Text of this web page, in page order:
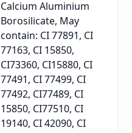
Calcium Aluminium
Borosilicate, May
contain: CI 77891, CI
77163, CI 15850,
CI73360, CI15880, CI
77491, CI 77499, CI
77492, CI77489, CI
15850, CI77510, CI
19140, CI 42090, CI